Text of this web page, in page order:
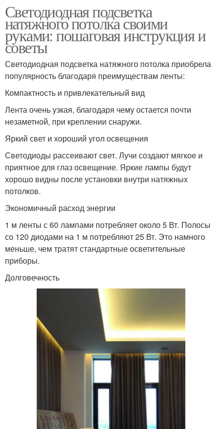
Светодиодная подсветка
натяжного потолка своими
руками: пошаговая инструкция и
советы
Светодиодная подсветка натяжного потолка приобрела
популярность благодаря преимуществам ленты:
Компактность и привлекательный вид
Лента очень узкая, благодаря чему остается почти
незаметной, при креплении снаружи.
Яркий свет и хороший угол освещения
Светодиоды рассеивают свет. Лучи создают мягкое и
приятное для глаз освещение. Яркие лампы будут
хорошо видны после установки внутри натяжных
потолков.
Экономичный расход энергии
1 м ленты с 60 лампами потребляет около 5 Вт. Полосы
со 120 диодами на 1 м потребляют 25 Вт. Это намного
меньше, чем тратят стандартные осветительные
приборы.
Долговечность